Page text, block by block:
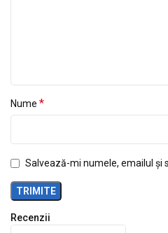
Recenzii
Nume *
Salvează-mi numele, emailul și